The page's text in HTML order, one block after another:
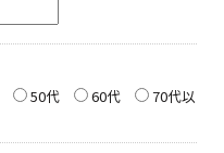
50代 60代
70代以